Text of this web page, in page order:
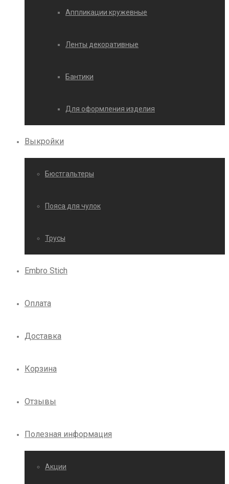
Аппликации кружевные
Ленты декоративные
Бантики
Для оформления изделия
Выкройки
Бюстгальтеры
Пояса для чулок
Трусы
Embro Stich
Оплата
Доставка
Корзина
Отзывы
Полезная информация
Акции